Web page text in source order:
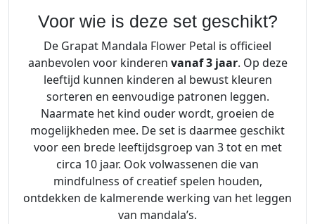
Voor wie is deze set geschikt?
De Grapat Mandala Flower Petal is officieel
aanbevolen voor kinderen vanaf 3 jaar. Op deze
leeftijd kunnen kinderen al bewust kleuren
sorteren en eenvoudige patronen leggen.
Naarmate het kind ouder wordt, groeien de
mogelijkheden mee. De set is daarmee geschikt
voor een brede leeftijdsgroep van 3 tot en met
circa 10 jaar. Ook volwassenen die van
mindfulness of creatief spelen houden,
ontdekken de kalmerende werking van het leggen
van mandala’s.